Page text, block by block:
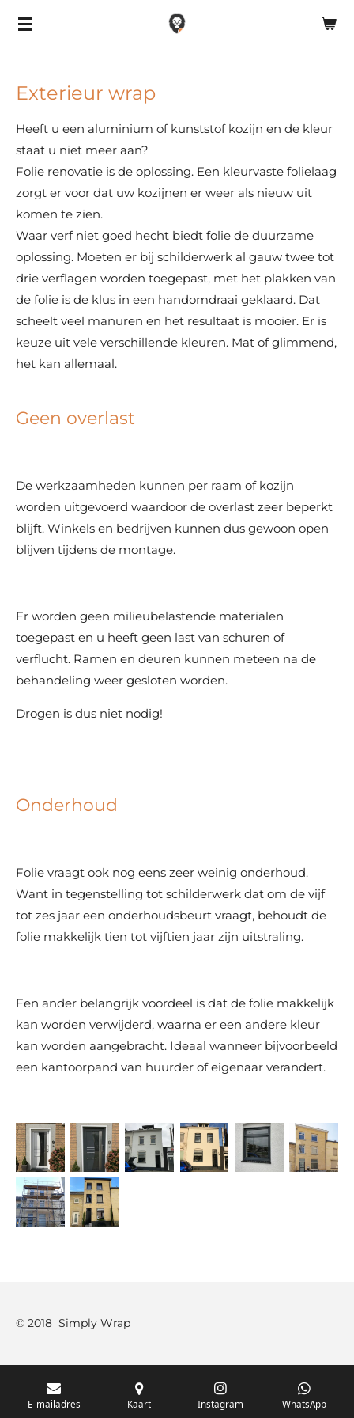
Ga
hoofdinhoud
Exterieur wrap
Heeft u een aluminium of kunststof kozijn en de kleur
staat u niet meer aan?
Folie renovatie is de oplossing. Een kleurvaste folielaag
zorgt er voor dat uw kozijnen er weer als nieuw uit
komen te zien.
Waar verf niet goed hecht biedt folie de duurzame
oplossing. Moeten er bij schilderwerk al gauw twee tot
drie verflagen worden toegepast, met het plakken van
de folie is de klus in een handomdraai geklaard. Dat
scheelt veel manuren en het resultaat is mooier. Er is
keuze uit vele verschillende kleuren. Mat of glimmend,
het kan allemaal.
Geen overlast
De werkzaamheden kunnen per raam of kozijn
worden uitgevoerd waardoor de overlast zeer beperkt
blijft. Winkels en bedrijven kunnen dus gewoon open
blijven tijdens de montage.
Er worden geen milieubelastende materialen
toegepast en u heeft geen last van schuren of
verflucht. Ramen en deuren kunnen meteen na de
behandeling weer gesloten worden.
Drogen is dus niet nodig!
Onderhoud
Folie vraagt ook nog eens zeer weinig onderhoud.
Want in tegenstelling tot schilderwerk dat om de vijf
tot zes jaar een onderhoudsbeurt vraagt, behoudt de
folie makkelijk tien tot vijftien jaar zijn uitstraling.
Een ander belangrijk voordeel is dat de folie makkelijk
kan worden verwijderd, waarna er een andere kleur
kan worden aangebracht. Ideaal wanneer bijvoorbeeld
een kantoorpand van huurder of eigenaar verandert.
© 2018 Simply Wrap
E-mailadres Kaart Instagram WhatsApp